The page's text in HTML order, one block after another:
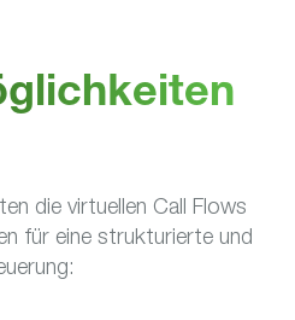
die virtuellen Call Flows
für eine strukturierte und